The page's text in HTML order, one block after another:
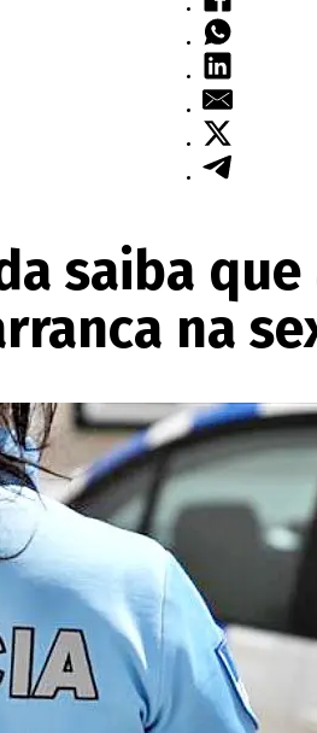
saiba
na